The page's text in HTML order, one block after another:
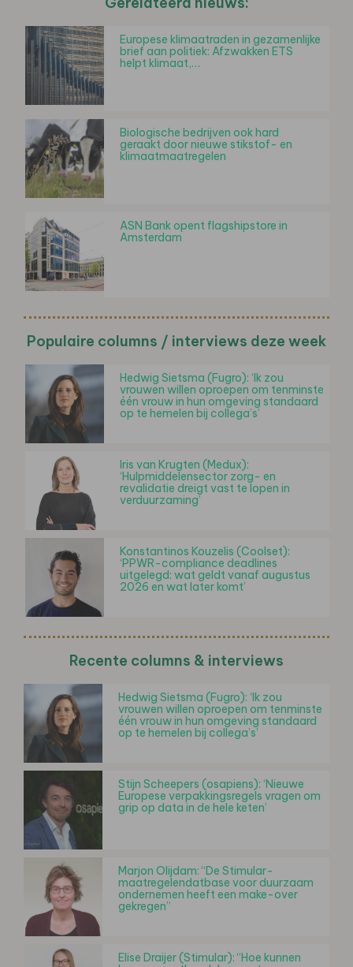
Europese klimaatraden in gezamenlijke
brief aan politiek: Afzwakken ETS
helpt klimaat,…
Biologische bedrijven ook hard
geraakt door nieuwe stikstof- en
klimaatmaatregelen
ASN Bank opent flagshipstore in
Amsterdam
Populaire columns / interviews deze week
Hedwig Sietsma (Fugro): ‘Ik zou
vrouwen willen oproepen om tenminste
één vrouw in hun omgeving standaard
op te hemelen bij collega’s’
Iris van Krugten (Medux):
‘Hulpmiddelensector zorg- en
revalidatie dreigt vast te lopen in
verduurzaming’
Konstantinos Kouzelis (Coolset):
‘PPWR-compliance deadlines
uitgelegd: wat geldt vanaf augustus
2026 en wat later komt’
Recente columns & interviews
Hedwig Sietsma (Fugro): ‘Ik zou
vrouwen willen oproepen om tenminste
één vrouw in hun omgeving standaard
op te hemelen bij collega’s’
Stijn Scheepers (osapiens): ‘Nieuwe
Europese verpakkingsregels vragen om
grip op data in de hele keten’
Marjon Olijdam: “De Stimular-
maatregelendatbase voor duurzaam
ondernemen heeft een make-over
gekregen”
Elise Draijer (Stimular): “Hoe kunnen